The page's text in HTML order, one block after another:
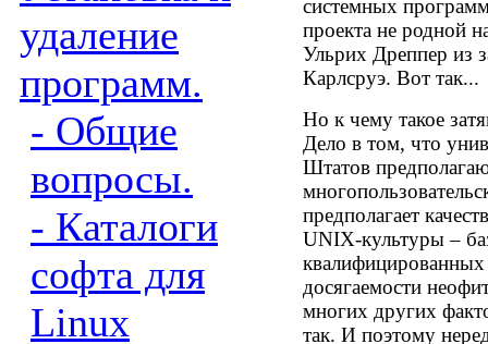
удаление
программ.
- Общие
вопросы.
- Каталоги
софта для
Linux
системных
проекта не родной
Ульрих Дреппер из
Карлсруэ. Вот так...
Но к чему такое
Дело в том, что
Штатов
предполагает
UNIX-культуры –
квалифицированных
досягаемости
многих других
так. И поэтому